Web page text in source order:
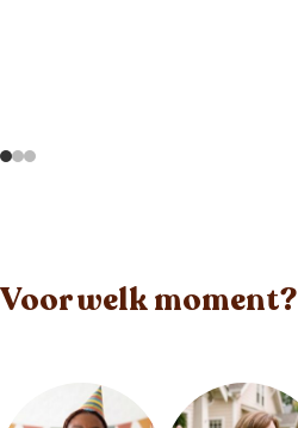
Voor welk moment?